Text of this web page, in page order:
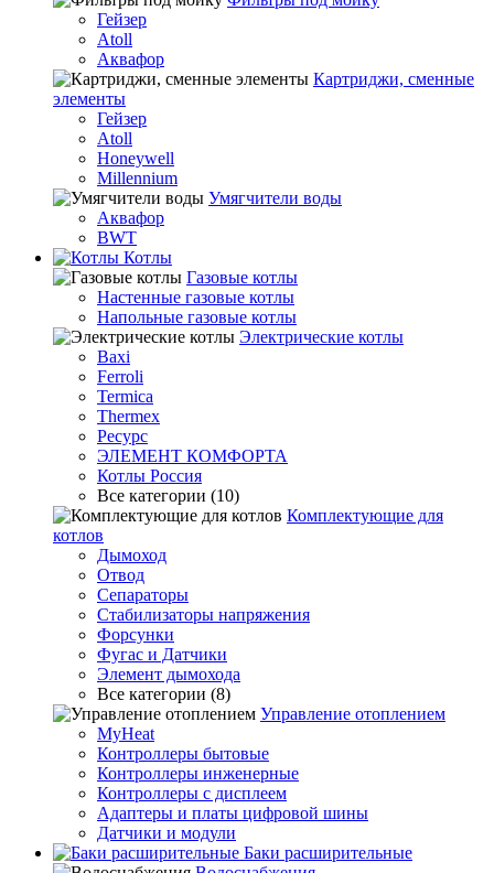
Гейзер
Atoll
Аквафор
Картриджи, сменные
элементы
Гейзер
Atoll
Honeywell
Millennium
Умягчители воды
Аквафор
BWT
Котлы
Гaзовые котлы
Настенные газовые котлы
Напольные газовые котлы
Электрические котлы
Baxi
Ferroli
Termica
Thermex
Ресурс
ЭЛЕМЕНТ КОМФОРТА
Котлы Россия
Все категории (10)
Комплектующие для
котлов
Дымоход
Отвод
Сепараторы
Стабилизаторы напряжения
Форсунки
Фугас и Датчики
Элемент дымохода
Все категории (8)
Управление отоплением
MyHeat
Контроллеры бытовые
Контроллеры инженерные
Контроллеры с дисплеем
Адаптеры и платы цифровой шины
Датчики и модули
Баки расширительные